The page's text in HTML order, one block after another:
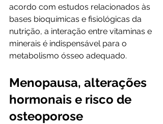
acordo com estudos relacionados às
bases bioquímicas e fisiológicas da
nutrição, a interação entre vitaminas e
minerais é indispensável para o
metabolismo ósseo adequado.
Menopausa, alterações
hormonais e risco de
osteoporose